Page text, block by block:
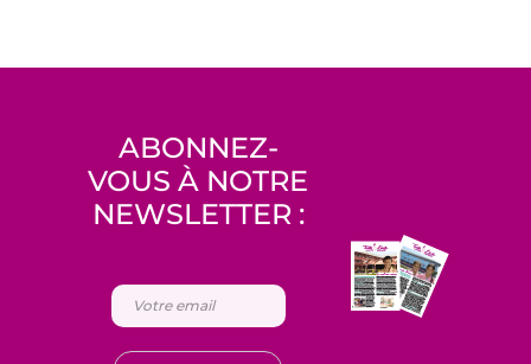
ABONNEZ-
VOUS À NOTRE
NEWSLETTER :